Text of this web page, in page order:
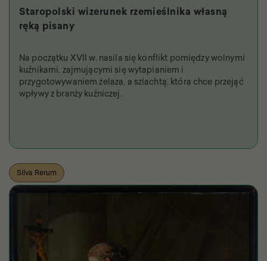
Staropolski wizerunek rzemieślnika własną
ręką pisany
Na początku XVII w. nasila się konflikt pomiędzy wolnymi
kuźnikami, zajmującymi się wytapianiem i
przygotowywaniem żelaza, a szlachtą, która chce przejąć
wpływy z branży kuźniczej.
Silva Rerum